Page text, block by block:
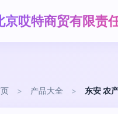
京哎特商贸有限责
> 产品大全 > 东安 农